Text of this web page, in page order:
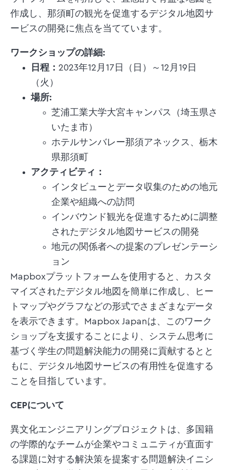
作成し、那須町の観光を促進するデジタル地図サ
ービスの開発に焦点を当てています。
ワークショップの詳細:
日程： 2023年12月17日（日）～12月19日
（火）​
場所:
芝浦工業大学大宮キャンパス（埼玉県さ
いたま市）
ホテルサンバレー那須アネックス、栃木
県那須町
アクティビティ：
インタビューとデータ収集のための地元
企業や組織への訪問
インバウンド観光を促進するために調整
されたデジタル地図サービスの開発
地元の関係者への提案のプレゼンテーシ
ョン
Mapboxプラットフォームを使用すると、カスタ
マイズされたデジタル地図を簡単に作成し、ヒー
トマップやグラフなどの形式でさまざまなデータ
を表示できます。Mapbox Japanは、このワーク
ショップを支援することにより、システム思考に
基づく学生の問題解決能力の開発に貢献するとと
もに、デジタル地図サービスの有用性を促進する
ことを目指しています。
CEPについて
異文化エンジニアリングプロジェクトは、多国籍
の学際的なチームが企業やコミュニティが直面す
る課題に対する解決策を提案する問題解決イニシ